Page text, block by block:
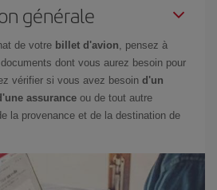
générale
de votre billet d'avion, pensez à
dont vous aurez besoin pour
vérifier si vous avez besoin d'un
assurance ou de tout autre
la provenance et de la destination de